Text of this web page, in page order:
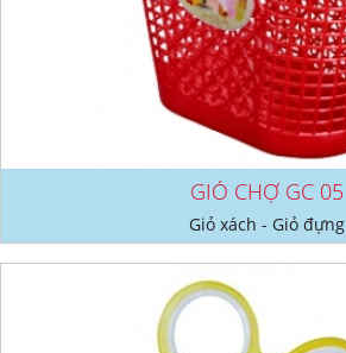
GIỎ CHỢ GC 05
Giỏ xách - Giỏ đựng